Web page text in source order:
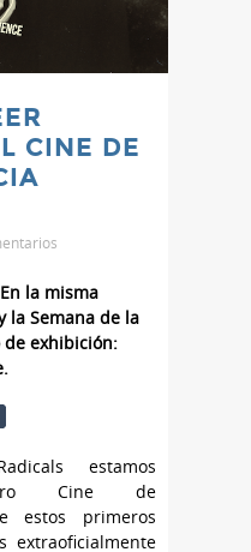
CINE DE
la misma
la Semana de la
de exhibición:
estamos
Cine de
estos primeros
extraoficialmente